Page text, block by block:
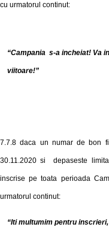
cu urmatorul continut:
“Campania s-a incheiat! Va
viitoare!”
7.7.8 daca un numar de bon
30.11.2020 si depaseste limita
inscrise pe toata perioada
urmatorul continut:
“Iti multumim pentru